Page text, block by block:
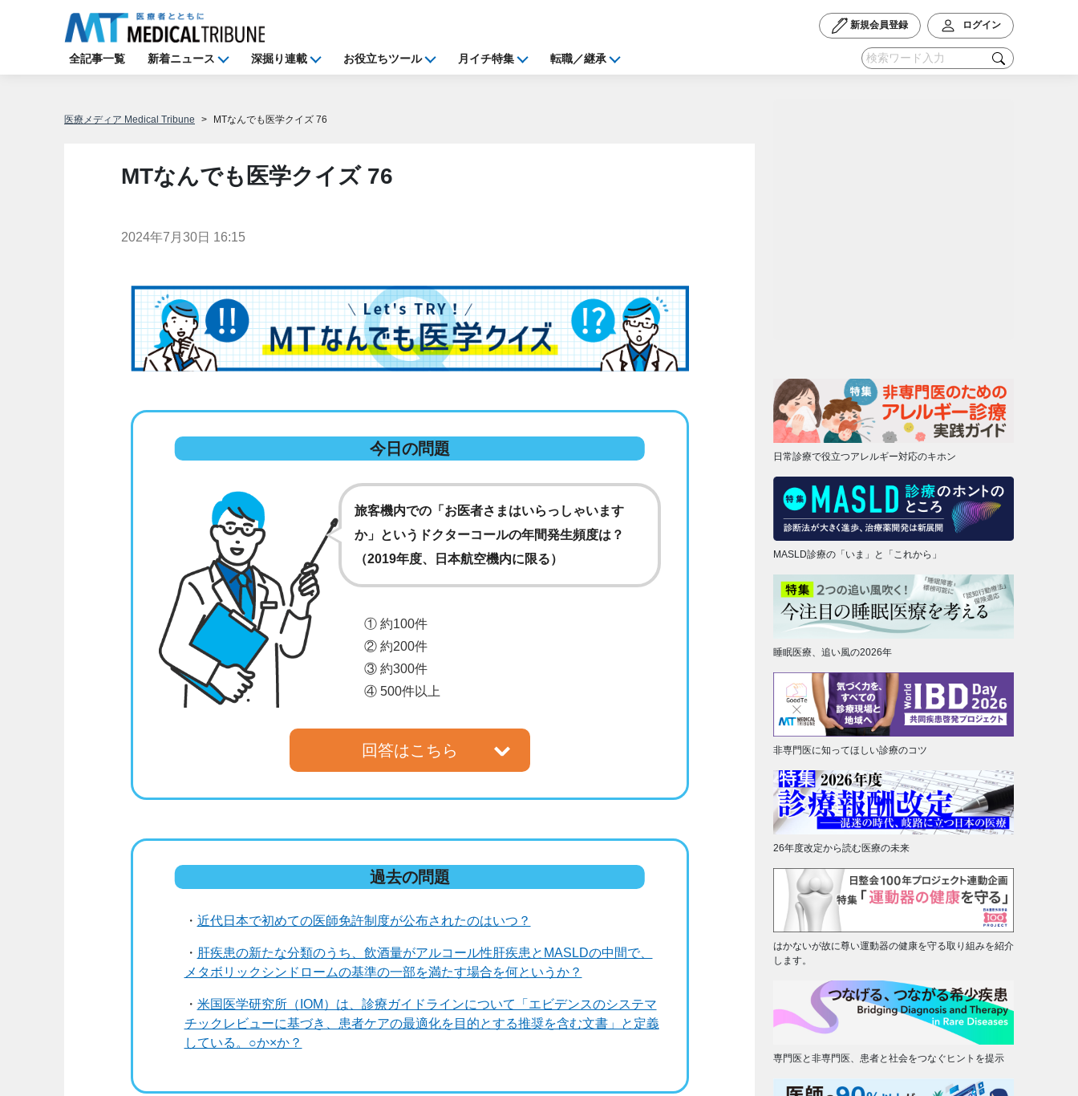
新規会員登録 ログイン
全記事一覧 新着ニュース 深掘り連載 お役立ちツール 月イチ特集 転職／継承
医療メディア Medical Tribune MTなんでも医学クイズ 76
MTなんでも医学クイズ 76
2024年7月30日 16:15
今日の問題
旅客機内での「お医者さまはいらっしゃいます
か」というドクターコールの年間発生頻度は？
（2019年度、日本航空機内に限る）
① 約100件
② 約200件
③ 約300件
④ 500件以上
回答はこちら
正解は ② 約200件 です！
日本航空（JAL）における機内医療ケースは2019
年度に596件発生し、そのうち医師への協力要請
を行ったのは191件、243人の医師が協力した。
過去の問題
・ 近代日本で初めての医師免許制度が公布されたのはいつ？
・ 肝疾患の新たな分類のうち、飲酒量がアルコール性肝疾患とMASLDの中間で、
メタボリックシンドロームの基準の一部を満たす場合を何というか？
・ 米国医学研究所（IOM）は、診療ガイドラインについて「エビデンスのシステマ
チックレビューに基づき、患者ケアの最適化を目的とする推奨を含む文書」と定義
している。○か×か？
日常診療で役立つアレルギー対応のキホン
MASLD診療の「いま」と「これから」
睡眠医療、追い風の2026年
非専門医に知ってほしい診療のコツ
26年度改定から読む医療の未来
はかないが故に尊い運動器の健康を守る取り組みを紹介
します。
専門医と非専門医、患者と社会をつなぐヒントを提示